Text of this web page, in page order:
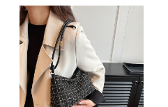
レッド ワンサイズ K-B0286